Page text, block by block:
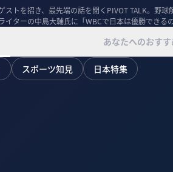
ストを招き、最先端の話を聞くPIVOT TALK。野球
ターの中島大輔氏に「WBCで日本は優勝できる
あなたへのおすす
スポーツ知見 日本特集